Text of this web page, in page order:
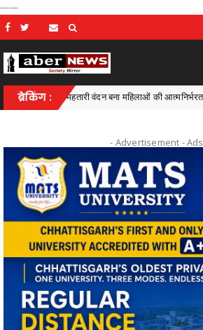
——
ब्रेकिंग :
में महतारी वंदन बना महिलाओं की आत्मनिर्भरता का आधार
- Advertisement -Ads